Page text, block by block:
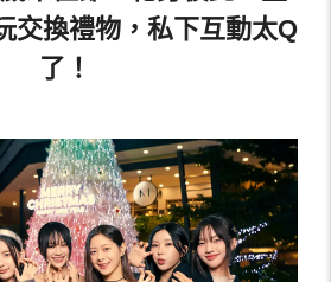
交換禮物，私下互動太Q
了！